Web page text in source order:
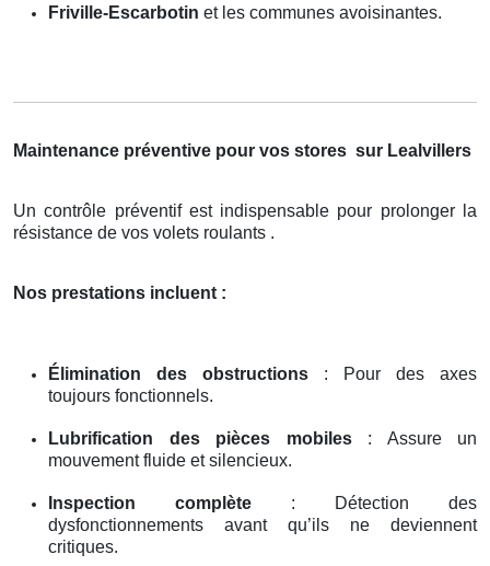
Friville-Escarbotin et les communes avoisinantes.
Maintenance préventive pour vos stores sur Lealvillers
Un contrôle préventif est indispensable pour prolonger la
résistance de vos volets roulants .
Nos prestations incluent :
Élimination des obstructions : Pour des axes
toujours fonctionnels.
Lubrification des pièces mobiles: Assure un
mouvement fluide et silencieux.
Inspection complète : Détection des
dysfonctionnements avant qu’ils ne deviennent
critiques.